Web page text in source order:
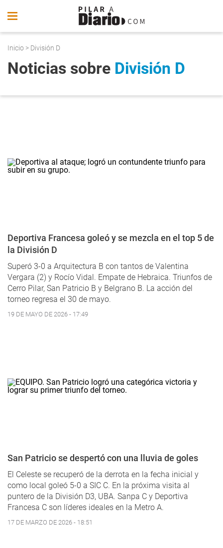
Inicio > División D
Noticias sobre División D
Deportiva Francesa goleó y se mezcla en el top 5 de
la División D
Superó 3-0 a Arquitectura B con tantos de Valentina
Vergara (2) y Rocío Vidal. Empate de Hebraica. Triunfos de
Cerro Pilar, San Patricio B y Belgrano B. La acción del
torneo regresa el 30 de mayo.
19 DE MAYO DE 2026 - 17:49
San Patricio se despertó con una lluvia de goles
El Celeste se recuperó de la derrota en la fecha inicial y
como local goleó 5-0 a SIC C. En la próxima visita al
puntero de la División D3, UBA. Sanpa C y Deportiva
Francesa C son líderes ideales en la Metro A.
17 DE MARZO DE 2026 - 18:51